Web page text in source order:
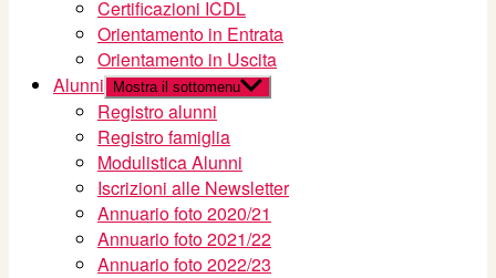
Certificazioni ICDL
Orientamento in Entrata
Orientamento in Uscita
Alunni
Mostra il sottomenu
Registro alunni
Registro famiglia
Modulistica Alunni
Iscrizioni alle Newsletter
Annuario foto 2020/21
Annuario foto 2021/22
Annuario foto 2022/23